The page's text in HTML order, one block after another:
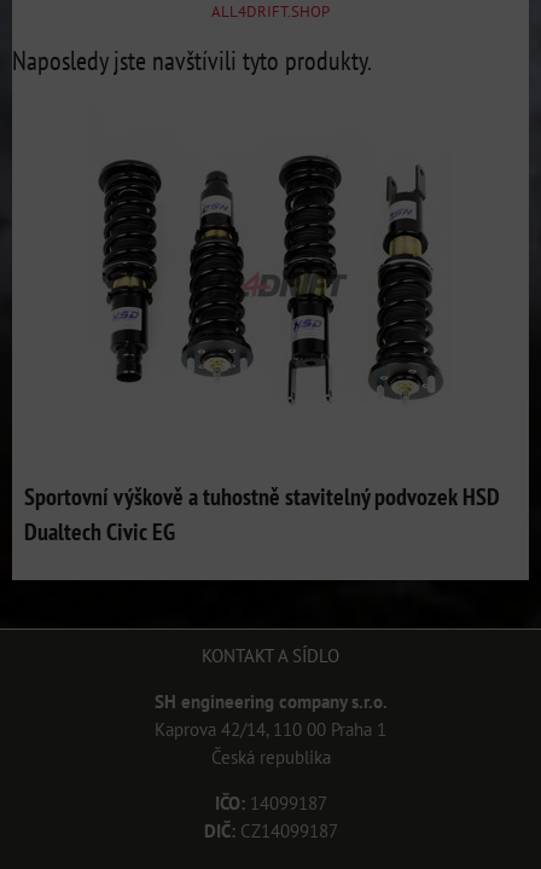
ALL4DRIFT.SHOP
Naposledy jste navštívili tyto produkty.
Sportovní výškově a tuhostně stavitelný podvozek HSD
Dualtech Civic EG
KONTAKT A SÍDLO
SH engineering company s.r.o.
Kaprova 42/14, 110 00 Praha 1
Česká republika
IČO:14099187
DIČ:CZ14099187